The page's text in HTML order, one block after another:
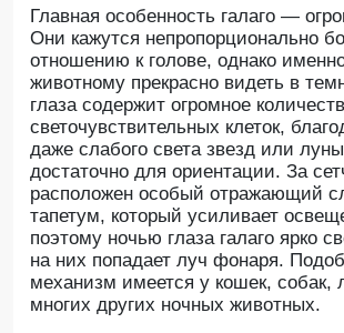
Главная особенность галаго —
Они кажутся непропорционально
отношению к голове, однако
животному прекрасно видеть в
глаза содержит огромное
светочувствительных клеток,
даже слабого света звезд или
достаточно для ориентации. За
расположен особый отражающий
тапетум, который усиливает
поэтому ночью глаза галаго ярко
на них попадает луч фонаря.
механизм имеется у кошек, собак,
многих других ночных животных.